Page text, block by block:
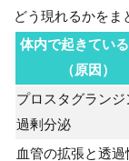
どう現れるかをま
体内で起きてい
（原因）
プロスタグランジ
過剰分泌
血管の拡張と透過